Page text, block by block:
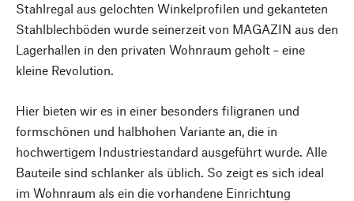
Stahlregal aus gelochten Winkelprofilen und gekanteten
Stahlblechböden wurde seinerzeit von MAGAZIN aus den
Lagerhallen in den privaten Wohnraum geholt – eine
kleine Revolution.
Hier bieten wir es in einer besonders filigranen und
formschönen und halbhohen Variante an, die in
hochwertigem Industriestandard ausgeführt wurde. Alle
Bauteile sind schlanker als üblich. So zeigt es sich ideal
im Wohnraum als ein die vorhandene Einrichtung